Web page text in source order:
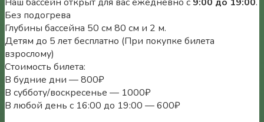
Без подогрева
Глубины бассейна 50 см 80 см и 2 м.
Детям до 5 лет бесплатно (При покупке билета
взрослому)
Стоимость билета:
В будние дни — 800₽
В субботу/воскресенье — 1000₽
В любой день с 16:00 до 19:00 — 600₽